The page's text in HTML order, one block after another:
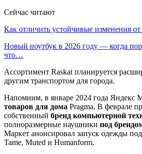
Сейчас читают
Как отличить устойчивые изменения
Новый ноутбук в 2026 году — когда
что…
Ассортимент Raskat планируется
другим транспортом для города.
Напомним, в январе 2024 года Яндекс
товаров для дома Pragma. В феврале
собственный бренд компьютерной
полноразмерные наушники под
Маркет анонсировал запуск одежды
Tame, Muted и Humanform.